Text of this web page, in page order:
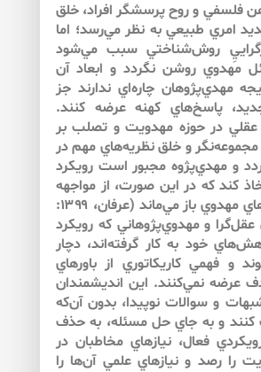
فلسفي و روح پرسشگر افراد، خلق
امري طبيعي به نظر مي‌‌رسد؛ اما
روش‌‌شناختي سبب مي‌‌شود
مهدوي روشن نگردد و ابعاد آن
مهدي‌‌پژوهان چاره‌‌اي ندارند جز
پاسخ‌‌هاي كهنه عرضه كنند.
در حوزه مهدويت و تصلب بر
و خلق نظريه‌‌هاي مهم در
و مهدي‌‌پژوه مجبور است رويكرد
كند كه در اين صورت، از مواجهه
فعال در برابر چالش‌‌هاي مهدوي باز مي‌‌ماند (عرفان، ۱۳۹۹:
عقل‌‌گرا و مهدوي‌‌پژوهاني كه رويكرد
خود به كار گرفته‌‌اند، دچار
و فهمي كاريكاتوري از باورهاي
عرضه نمي‌‌كنند. اين انديشمندان
و سوالات نوپيدا، بدون آن‌كه
و به جاي حل مسئله، به حذف
فعال، نيازهاي مخاطبان در
را رصد و نيازهاي علمي آن‌ها را